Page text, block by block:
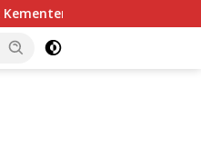
ATR/BPN Kembali Diakui